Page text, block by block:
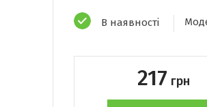
В наявності
217 грн